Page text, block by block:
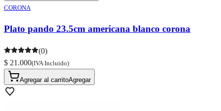
CORONA
Plato pando 23.5cm americana blanco corona
(0)
$ 21.000(IVA Incluido)
Agregar al carritoAgregar